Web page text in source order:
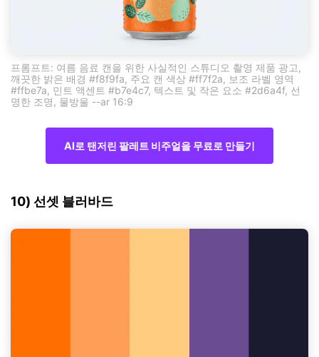
프롬프트: 여름 음료 캔을 위한 사실적인 스튜디오 촬영 제품 광고,
깨끗한 밝은 배경 #f8f9fa, 주요 캔 색상 #ff7f2a, 보조 라벨 영역
#ffbe7a, 민트 액센트 #b7e4c7, 텍스트 및 작은 요소 #2d6a4f, 선
명한 조명, 물방울 --ar 16:9
AI로 탠저린 팔레트 비주얼을 무료로 만들기
10) 선셋 블러바드